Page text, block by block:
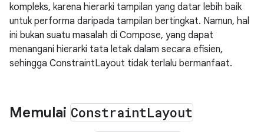
kompleks, karena hierarki tampilan yang datar lebih baik
untuk performa daripada tampilan bertingkat. Namun, hal
ini bukan suatu masalah di Compose, yang dapat
menangani hierarki tata letak dalam secara efisien,
sehingga ConstraintLayout tidak terlalu bermanfaat.
Memulai ConstraintLayout